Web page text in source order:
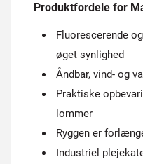
Produktfordele for
Fluorescerende
øget synlighed
Åndbar, vind- og
Praktiske
lommer
Ryggen er
Industriel